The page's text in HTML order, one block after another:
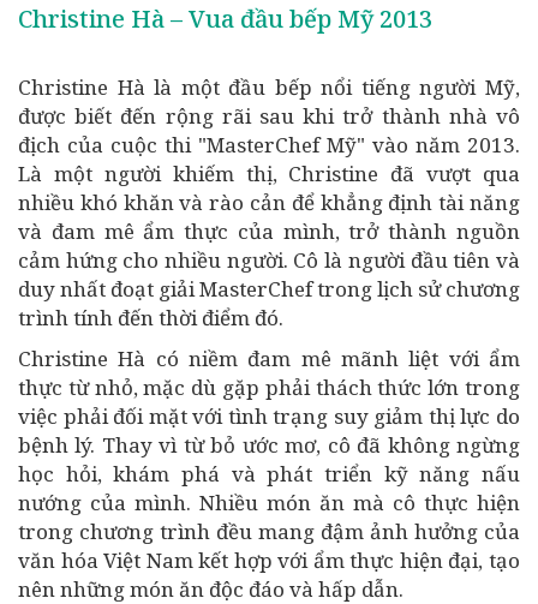
Christine Hà – Vua đầu bếp Mỹ 2013
Christine Hà là một đầu bếp nổi tiếng người Mỹ,
được biết đến rộng rãi sau khi trở thành nhà vô
địch của cuộc thi "MasterChef Mỹ" vào năm 2013.
Là một người khiếm thị, Christine đã vượt qua
nhiều khó khăn và rào cản để khẳng định tài năng
và đam mê ẩm thực của mình, trở thành nguồn
cảm hứng cho nhiều người. Cô là người đầu tiên và
duy nhất đoạt giải MasterChef trong lịch sử chương
trình tính đến thời điểm đó.
Christine Hà có niềm đam mê mãnh liệt với ẩm
thực từ nhỏ, mặc dù gặp phải thách thức lớn trong
việc phải đối mặt với tình trạng suy giảm thị lực do
bệnh lý. Thay vì từ bỏ ước mơ, cô đã không ngừng
học hỏi, khám phá và phát triển kỹ năng nấu
nướng của mình. Nhiều món ăn mà cô thực hiện
trong chương trình đều mang đậm ảnh hưởng của
văn hóa Việt Nam kết hợp với ẩm thực hiện đại, tạo
nên những món ăn độc đáo và hấp dẫn.